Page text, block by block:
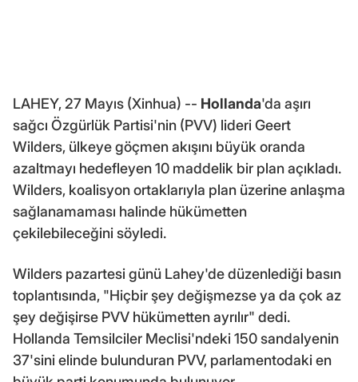
LAHEY, 27 Mayıs (Xinhua) -- Hollanda'da aşırı
sağcı Özgürlük Partisi'nin (PVV) lideri Geert
Wilders, ülkeye göçmen akışını büyük oranda
azaltmayı hedefleyen 10 maddelik bir plan açıkladı.
Wilders, koalisyon ortaklarıyla plan üzerine anlaşma
sağlanamaması halinde hükümetten
çekilebileceğini söyledi.
Wilders pazartesi günü Lahey'de düzenlediği basın
toplantısında, "Hiçbir şey değişmezse ya da çok az
şey değişirse PVV hükümetten ayrılır" dedi.
Hollanda Temsilciler Meclisi'ndeki 150 sandalyenin
37'sini elinde bulunduran PVV, parlamentodaki en